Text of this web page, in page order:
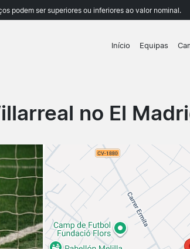
podem ser superiores ou inferiores ao valor nominal.
Início Equipas
no El